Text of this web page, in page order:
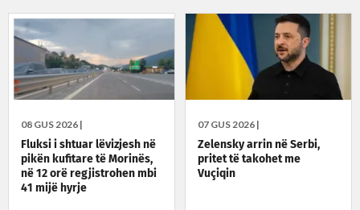
08 GUS 2026 |
Fluksi i shtuar lëvizjesh në
pikën kufitare të Morinës,
në 12 orë regjistrohen mbi
41 mijë hyrje
07 GUS 2026 |
Zelensky arrin në Serbi,
pritet të takohet me
Vuçiqin